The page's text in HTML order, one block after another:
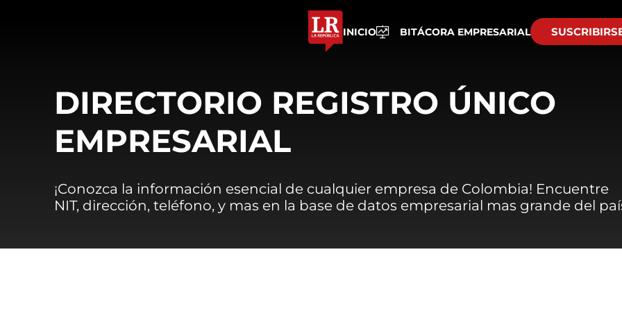
INICIO BITÁCORA EMPRESARIAL
DIRECTORIO REGISTRO ÚNICO
EMPRESARIAL
¡Conozca la información esencial de cualquier empresa de Colombia! Encuentre
NIT, dirección, teléfono, y mas en la base de datos empresarial mas grande del